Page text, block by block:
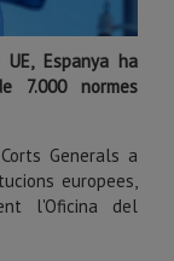
Espanya ha
7.000 normes
Generals a
europees,
l'Oficina del